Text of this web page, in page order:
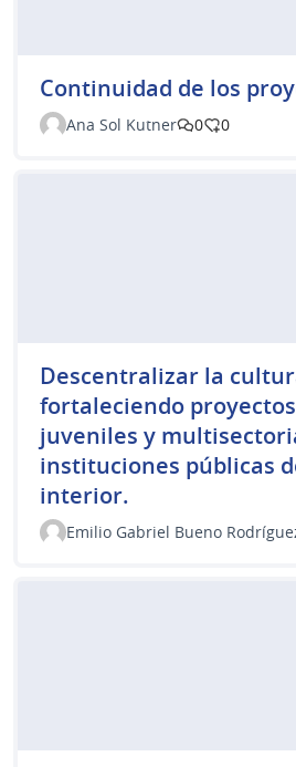
Continuidad de los
Ana Sol Kutner
0 0
Descentralizar la
fortaleciendo proyectos
juveniles y
instituciones públicas
interior.
Emilio Gabriel Bueno